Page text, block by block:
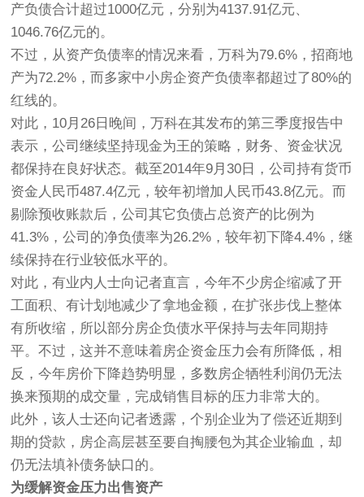
产负债合计超过1000亿元，分别为4137.91亿元、
1046.76亿元的。
不过，从资产负债率的情况来看，万科为79.6%，招商地
产为72.2%，而多家中小房企资产负债率都超过了80%的
红线的。
对此，10月26日晚间，万科在其发布的第三季度报告中
表示，公司继续坚持现金为王的策略，财务、资金状况
都保持在良好状态。截至2014年9月30日，公司持有货币
资金人民币487.4亿元，较年初增加人民币43.8亿元。而
剔除预收账款后，公司其它负债占总资产的比例为
41.3%，公司的净负债率为26.2%，较年初下降4.4%，继
续保持在行业较低水平的。
对此，有业内人士向记者直言，今年不少房企缩减了开
工面积、有计划地减少了拿地金额，在扩张步伐上整体
有所收缩，所以部分房企负债水平保持与去年同期持
平。不过，这并不意味着房企资金压力会有所降低，相
反，今年房价下降趋势明显，多数房企牺牲利润仍无法
换来预期的成交量，完成销售目标的压力非常大的。
此外，该人士还向记者透露，个别企业为了偿还近期到
期的贷款，房企高层甚至要自掏腰包为其企业输血，却
仍无法填补债务缺口的。
为缓解资金压力出售资产